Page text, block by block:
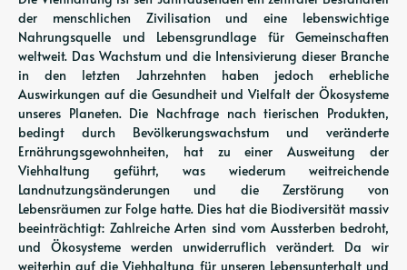
der menschlichen Zivilisation und eine lebenswichtige
Nahrungsquelle und Lebensgrundlage für Gemeinschaften
weltweit. Das Wachstum und die Intensivierung dieser Branche
in den letzten Jahrzehnten haben jedoch erhebliche
Auswirkungen auf die Gesundheit und Vielfalt der Ökosysteme
unseres Planeten. Die Nachfrage nach tierischen Produkten,
bedingt durch Bevölkerungswachstum und veränderte
Ernährungsgewohnheiten, hat zu einer Ausweitung der
Viehhaltung geführt, was wiederum weitreichende
Landnutzungsänderungen und die Zerstörung von
Lebensräumen zur Folge hatte. Dies hat die Biodiversität massiv
beeinträchtigt: Zahlreiche Arten sind vom Aussterben bedroht,
und Ökosysteme werden unwiderruflich verändert. Da wir
weiterhin auf die Viehhaltung für unseren Lebensunterhalt und